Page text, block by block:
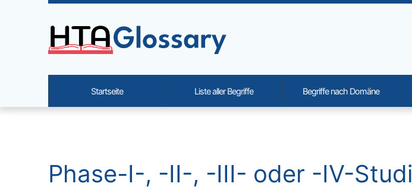
Navigation and related functionality and
Phase-I-, -II-, -III- oder -IV-
Site identity, navigation, etc.
Startseite Liste aller Begriffe Begriffe nach Domäne